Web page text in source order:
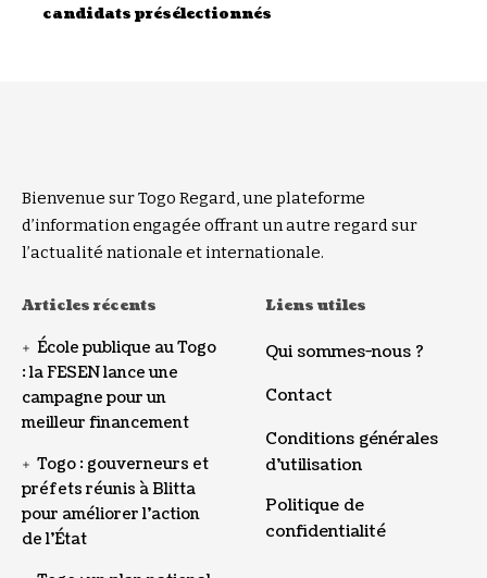
candidats présélectionnés
Bienvenue sur Togo Regard, une plateforme
d’information engagée offrant un autre regard sur
l’actualité nationale et internationale.
Articles récents
École publique au Togo
: la FESEN lance une
campagne pour un
meilleur financement
Togo : gouverneurs et
préfets réunis à Blitta
pour améliorer l’action
de l’État
Liens utiles
Qui sommes-nous ?
Contact
Conditions générales
d’utilisation
Politique de
confidentialité